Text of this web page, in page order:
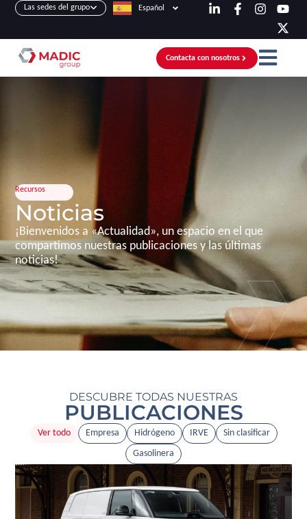
Las sedes del grupo Español
Contacta con nosotros
Recursos
Noticias
¡Bienvenidos a «Actualidad», un espacio en el que
compartimos nuestras publicaciones y las últimas
noticias!
DESCUBRE TODAS NUESTRAS
PUBLICACIONES
Empresa Hidrógeno IRVE
Sin clasificar
Gasolinera
Ver todo